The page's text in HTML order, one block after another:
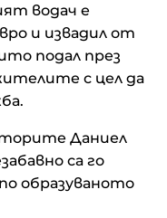
водач е
и извадил от
подал през
с цел да
Даниел
са го
образуваното